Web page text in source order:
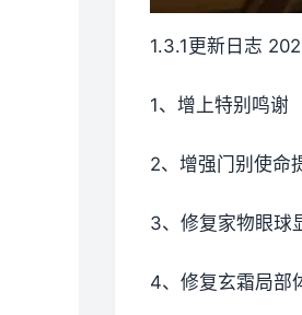
1.3.1更新日志
1、增上特别鸣谢
2、增强门别使命
3、修复家物眼球
4、修复玄霜局部